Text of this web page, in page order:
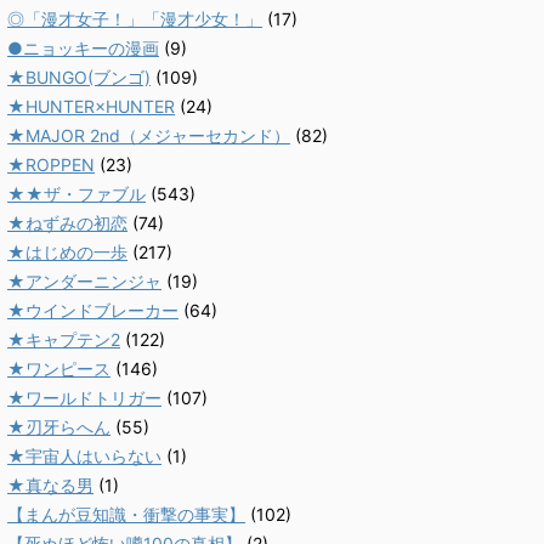
◎「漫才女子！」「漫才少女！」
(17)
●ニョッキーの漫画 (9)
★BUNGO(ブンゴ) (109)
★HUNTER×HUNTER (24)
★MAJOR 2nd（メジャーセカンド）
(82)
★ROPPEN (23)
★★ザ・ファブル (543)
★ねずみの初恋 (74)
★はじめの一歩 (217)
★アンダーニンジャ (19)
★ウインドブレーカー (64)
★キャプテン2 (122)
★ワンピース (146)
★ワールドトリガー (107)
★刃牙らへん (55)
★宇宙人はいらない (1)
★真なる男 (1)
【まんが豆知識・衝撃の事実】
(102)